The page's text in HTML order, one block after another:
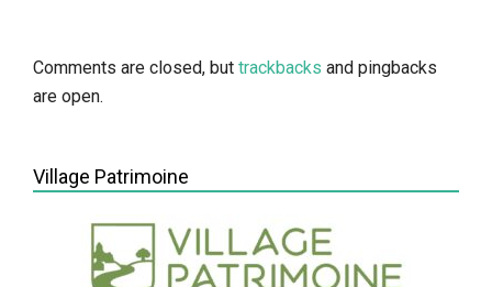
Comments are closed, but trackbacks and pingbacks
are open.
Village Patrimoine